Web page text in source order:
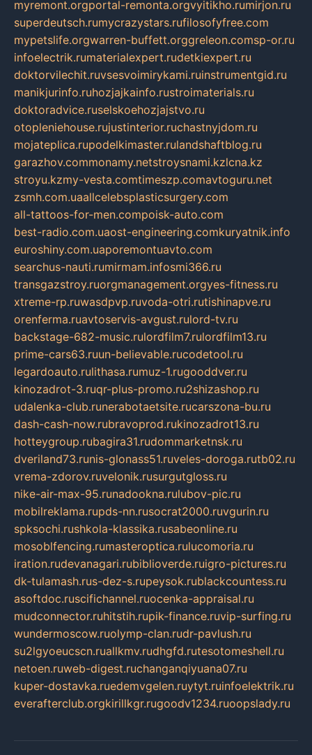
myremont.orgportal-remonta.orgvyitikho.rumirjon.ru
superdeutsch.rumycrazystars.rufilosofyfree.com
mypetslife.orgwarren-buffett.orggreleon.comsp-or.ru
infoelectrik.rumaterialexpert.rudetkiexpert.ru
doktorvilechit.ruvsesvoimirykami.ruinstrumentgid.ru
manikjurinfo.ruhozjajkainfo.rustroimaterials.ru
doktoradvice.ruselskoehozjajstvo.ru
otopleniehouse.rujustinterior.ruchastnyjdom.ru
mojateplica.rupodelkimaster.rulandshaftblog.ru
garazhov.commonamy.netstroysnami.kzlcna.kz
stroyu.kzmy-vesta.comtimeszp.comavtoguru.net
zsmh.com.uaallcelebsplasticsurgery.com
all-tattoos-for-men.compoisk-auto.com
best-radio.com.uaost-engineering.comkuryatnik.info
euroshiny.com.uaporemontuavto.com
searchus-nauti.rumirmam.infosmi366.ru
transgazstroy.ruorgmanagement.orgyes-fitness.ru
xtreme-rp.ruwasdpvp.ruvoda-otri.rutishinapve.ru
orenferma.ruavtoservis-avgust.rulord-tv.ru
backstage-682-music.rulordfilm7.rulordfilm13.ru
prime-cars63.ruun-believable.rucodetool.ru
legardoauto.rulithasa.rumuz-1.rugooddver.ru
kinozadrot-3.ruqr-plus-promo.ru2shizashop.ru
udalenka-club.runerabotaetsite.rucarszona-bu.ru
dash-cash-now.rubravoprod.rukinozadrot13.ru
hotteygroup.rubagira31.rudommarketnsk.ru
dveriland73.runis-glonass51.ruveles-doroga.rutb02.ru
vrema-zdorov.ruvelonik.rusurgutgloss.ru
nike-air-max-95.runadookna.rulubov-pic.ru
mobilreklama.rupds-nn.rusocrat2000.ruvgurin.ru
spksochi.rushkola-klassika.rusabeonline.ru
mosoblfencing.rumasteroptica.rulucomoria.ru
iration.rudevanagari.rubiblioverde.ruigro-pictures.ru
dk-tulamash.rus-dez-s.rupeysok.rublackcountess.ru
asoftdoc.ruscifichannel.ruocenka-appraisal.ru
mudconnector.ruhitstih.rupik-finance.ruvip-surfing.ru
wundermoscow.ruolymp-clan.rudr-pavlush.ru
su2lgyoeucscn.ruallkmv.rudhgfd.rutesotomeshell.ru
netoen.ruweb-digest.ruchanganqiyuana07.ru
kuper-dostavka.ruedemvgelen.ruytyt.ruinfoelektrik.ru
everafterclub.orgkirillkgr.rugoodv1234.ruoopslady.ru